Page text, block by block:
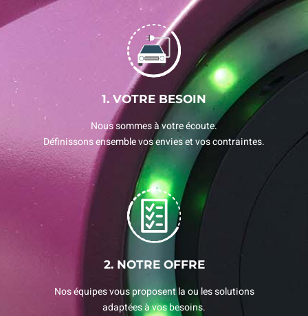
1. VOTRE BESOIN
Nous sommes à votre écoute.
Définissons ensemble vos envies et vos contraintes.
2. NOTRE OFFRE
Nos équipes vous proposent la ou les solutions
adaptées à vos besoins.